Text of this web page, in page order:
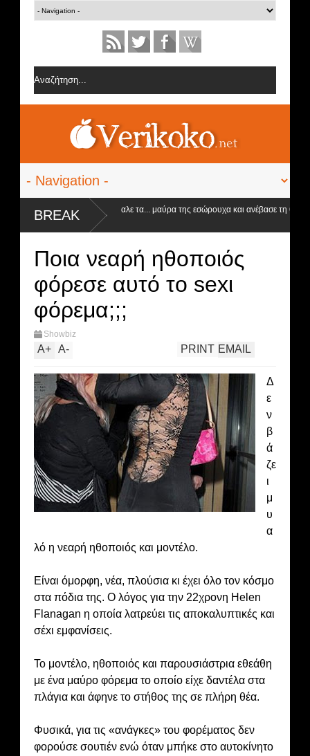
BREAK
Η Ειρήνη Στεργιανού έβαλε τα... μαύρα της εσώρουχα και ανέβασε τη
στα ύψη
Ποια νεαρή ηθοποιός
φόρεσε αυτό το sexι
φόρεμα;;;
Showbiz
A+ A- EMAIL
PRINT
Δ
ε
ν
β
ά
ζε
ι
μ
υ
α
λό η νεαρή ηθοποιός και μοντέλο.
Είναι όμορφη, νέα, πλούσια κι έχει όλο τον κόσμο
στα πόδια της. Ο λόγος για την 22χρονη Helen
Flanagan η οποία λατρεύει τις αποκαλυπτικές και
σέxι εμφανίσεις.
Το μοντέλο, ηθοποιός και παρουσιάστρια εθεάθη
με ένα μαύρο φόρεμα το οποίο είχε δαντέλα στα
πλάγια και άφηνε το στήθoς της σε πλήρη θέα.
Φυσικά, για τις «ανάγκες» του φορέματος δεν
φορούσε σουτιέν ενώ όταν μπήκε στο αυτοκίνητο